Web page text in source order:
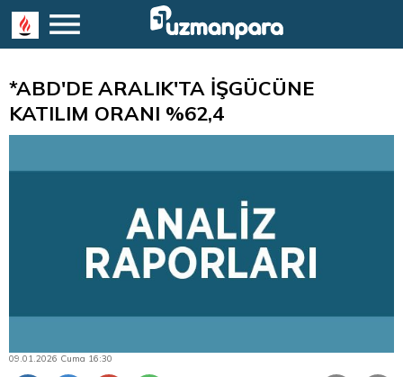
*ABD'DE ARALIK'TA İŞGÜCÜNE
KATILIM ORANI %62,4
09.01.2026 Cuma 16:30